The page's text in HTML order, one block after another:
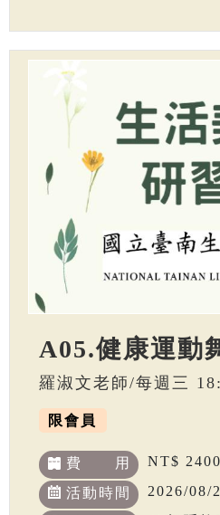
A05.健康運動
羅淑文老師/每週三
限會員
費 用 NT$
活動時間 2026/08/